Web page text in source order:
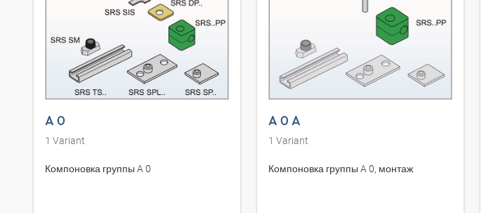
A 0
1 Variant
Компоновка группы A 0
A 0 A
1 Variant
Компоновка группы A 0, монтаж